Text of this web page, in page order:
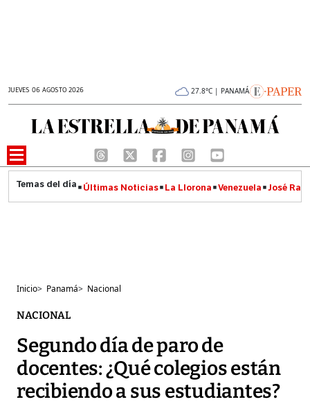
JUEVES 06 AGOSTO 2026 27.8°C | PANAMÁ
Últimas Noticias La Llorona Venezuela José
Inicio> Panamá> Nacional
NACIONAL
Segundo día de paro de
docentes: ¿Qué colegios están
recibiendo a sus estudiantes?